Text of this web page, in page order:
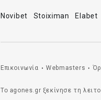
Novibet Stoiximan Elabet
Επικοινωνία • Webmasters •
Το agones.gr ξεκίνησε τη